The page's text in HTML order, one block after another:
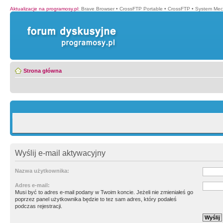
Aktualizacje na programosy.pl: Brave Browser • CrossFTP Portable • CrossFTP • System
Strona główna
Wyślij e-mail aktywacyjny
Nazwa użytkownika:
Adres e-mail:
Musi być to adres e-mail podany w Twoim koncie. Jeżeli nie zmieniałeś go
poprzez panel użytkownika będzie to tez sam adres, który podałeś
podczas rejestracji.